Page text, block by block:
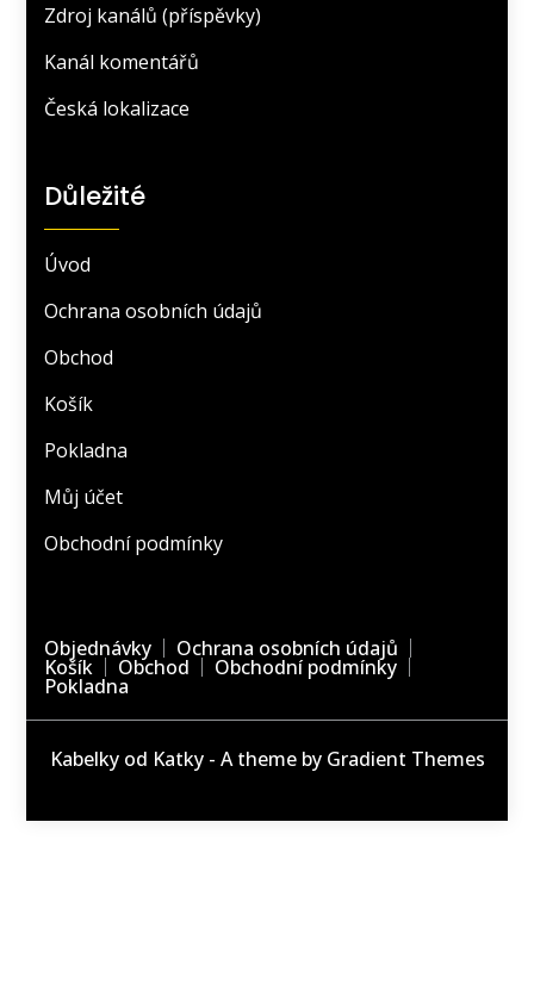
Zdroj kanálů (příspěvky)
Kanál komentářů
Česká lokalizace
Důležité
Úvod
Ochrana osobních údajů
Obchod
Košík
Pokladna
Můj účet
Obchodní podmínky
Objednávky Ochrana osobních údajů
Košík Obchod Obchodní podmínky
Pokladna
Kabelky od Katky - A theme by Gradient Themes